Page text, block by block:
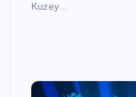
Kuzey…